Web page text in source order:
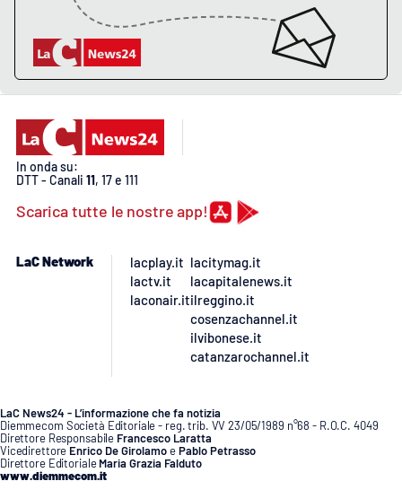
Ilvibonese.it
Catanzarochannel.it
APP
Android
Apple
In onda su:
DTT - Canali 11, 17 e 111
Scarica tutte le nostre app!
LaC Network
lacplay.it
lactv.it
laconair.it
lacitymag.it
lacapitalenews.it
ilreggino.it
cosenzachannel.it
ilvibonese.it
catanzarochannel.it
LaC News24 - L’informazione che fa notizia
Diemmecom Società Editoriale - reg. trib. VV 23/05/1989 n°68 - R.O.C. 4049
Direttore Responsabile Francesco Laratta
Vicedirettore Enrico De GirolamoePablo Petrasso
Direttore Editoriale Maria Grazia Falduto
www.diemmecom.it